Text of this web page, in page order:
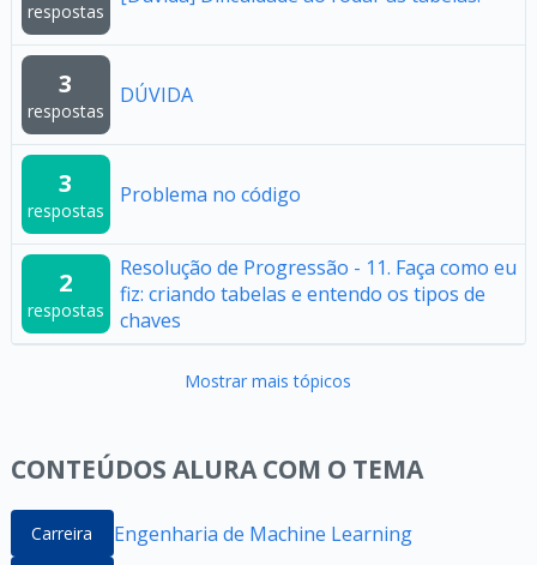
respostas
3
respostas
DÚVIDA
3
respostas
Problema no código
2
respostas
Resolução de Progressão - 11. Faça como eu
fiz: criando tabelas e entendo os tipos de
chaves
Mostrar mais tópicos
CONTEÚDOS ALURA COM O TEMA
Carreira Engenharia de Machine Learning